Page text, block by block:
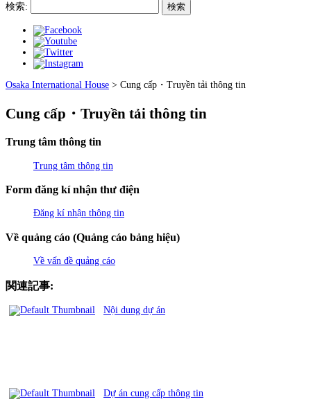
検索:
Osaka International House > Cung cấp・Truyền tải thông tin
Cung cấp・Truyền tải thông tin
Trung tâm thông tin
Trung tâm thông tin
Form đăng kí nhận thư điện
Đăng kí nhận thông tin
Về quảng cáo (Quảng cáo bảng hiệu)
Về vấn đề quảng cáo
関連記事:
Nội dung dự án
Dự án cung cấp thông tin